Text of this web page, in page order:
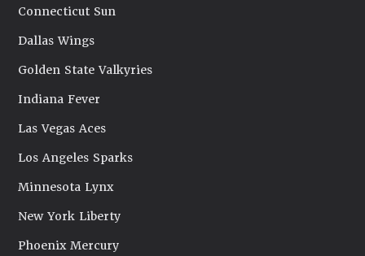
Connecticut Sun
Dallas Wings
Golden State Valkyries
Indiana Fever
Las Vegas Aces
Los Angeles Sparks
Minnesota Lynx
New York Liberty
Phoenix Mercury